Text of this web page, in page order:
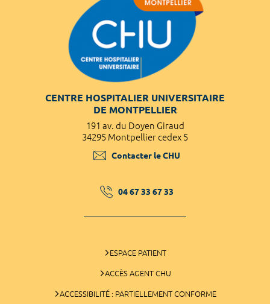
CENTRE HOSPITALIER UNIVERSITAIRE
DE MONTPELLIER
191 av. du Doyen Giraud
34295 Montpellier cedex 5
Contacter le CHU
04 67 33 67 33
ESPACE PATIENT
ACCÈS AGENT CHU
ACCESSIBILITÉ : PARTIELLEMENT CONFORME